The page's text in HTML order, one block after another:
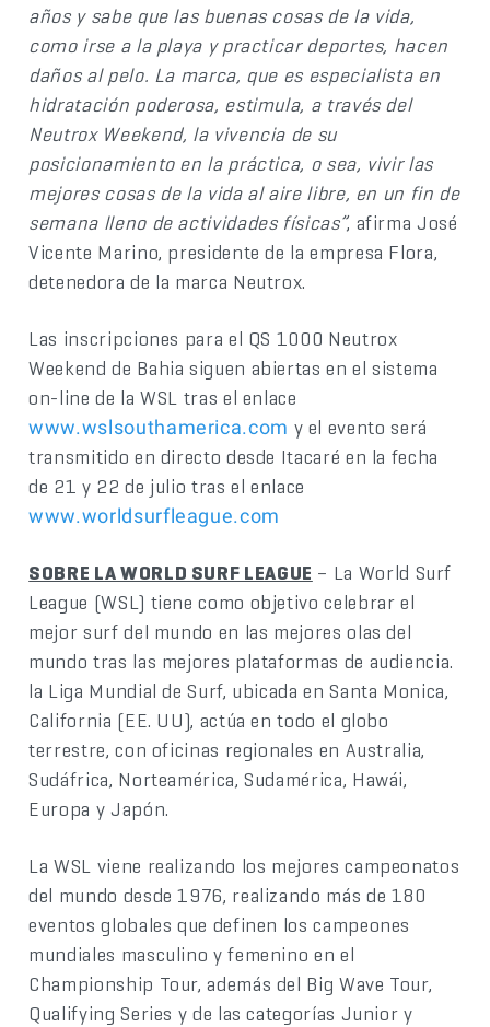
años y sabe que las buenas cosas de la vida,
como irse a la playa y practicar deportes, hacen
daños al pelo. La marca, que es especialista en
hidratación poderosa, estimula, a través del
Neutrox Weekend, la vivencia de su
posicionamiento en la práctica, o sea, vivir las
mejores cosas de la vida al aire libre, en un fin de
semana lleno de actividades físicas”, afirma José
Vicente Marino, presidente de la empresa Flora,
detenedora de la marca Neutrox.
Las inscripciones para el QS 1000 Neutrox
Weekend de Bahia siguen abiertas en el sistema
on-line de la WSL tras el enlace
www.wslsouthamerica.com y el evento será
transmitido en directo desde Itacaré en la fecha
de 21 y 22 de julio tras el enlace
www.worldsurfleague.com
SOBRE LA WORLD SURF LEAGUE – La World Surf
League (WSL) tiene como objetivo celebrar el
mejor surf del mundo en las mejores olas del
mundo tras las mejores plataformas de audiencia.
la Liga Mundial de Surf, ubicada en Santa Monica,
California (EE. UU), actúa en todo el globo
terrestre, con oficinas regionales en Australia,
Sudáfrica, Norteamérica, Sudamérica, Hawái,
Europa y Japón.
La WSL viene realizando los mejores campeonatos
del mundo desde 1976, realizando más de 180
eventos globales que definen los campeones
mundiales masculino y femenino en el
Championship Tour, además del Big Wave Tour,
Qualifying Series y de las categorías Junior y